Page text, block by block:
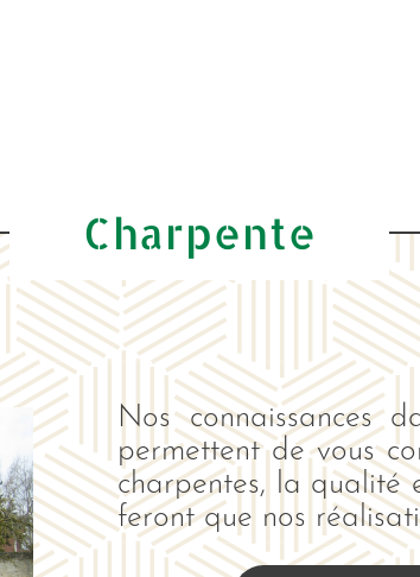
Charpente
Nos connaissances
permettent de vous
charpentes, la qualité
feront que nos